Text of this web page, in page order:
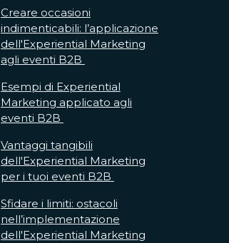
Creare occasioni
indimenticabili: l’applicazione
dell'Experiential Marketing
agli eventi B2B
Esempi di Experiential
Marketing applicato agli
eventi B2B
Vantaggi tangibili
dell'Experiential Marketing
per i tuoi eventi B2B
Sfidare i limiti: ostacoli
nell’implementazione
dell'Experiential Marketing